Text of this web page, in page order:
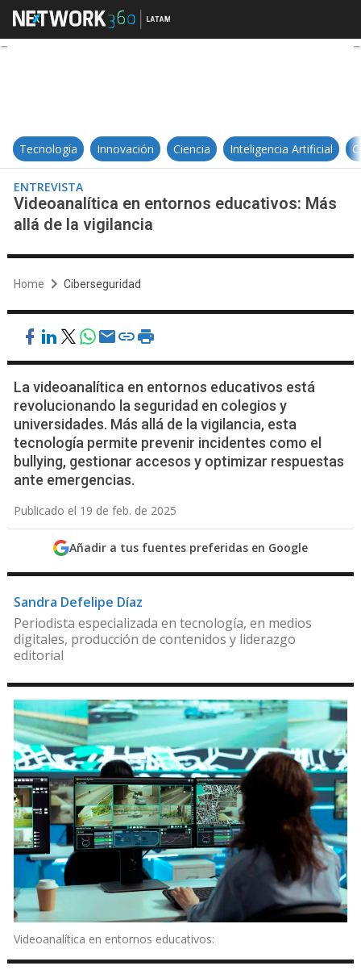
Videoanalítica en entornos
Tecnología Innovación Ciencia Inteligencia Artificial
ENTREVISTA
Videoanalítica en entornos educativos: Más
allá de la vigilancia
Home Ciberseguridad
La videoanalítica en entornos educativos está
revolucionando la seguridad en colegios y
universidades. Más allá de la vigilancia, esta
tecnología permite prevenir incidentes como el
bullying, gestionar accesos y optimizar respuestas
ante emergencias.
Publicado el 19 de feb. de 2025
Añadir a tus fuentes preferidas en Google
Sandra Defelipe Díaz
Periodista especializada en tecnología, en medios
digitales, producción de contenidos y liderazgo
editorial
Videoanalítica en entornos educativos: